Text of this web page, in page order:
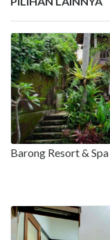
Barong Resort & Spa